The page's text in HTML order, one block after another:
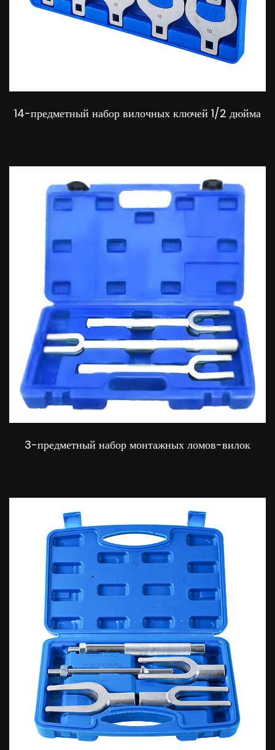
14-предметный набор вилочных ключей 1/2 дюйма
3-предметный набор монтажных ломов-вилок